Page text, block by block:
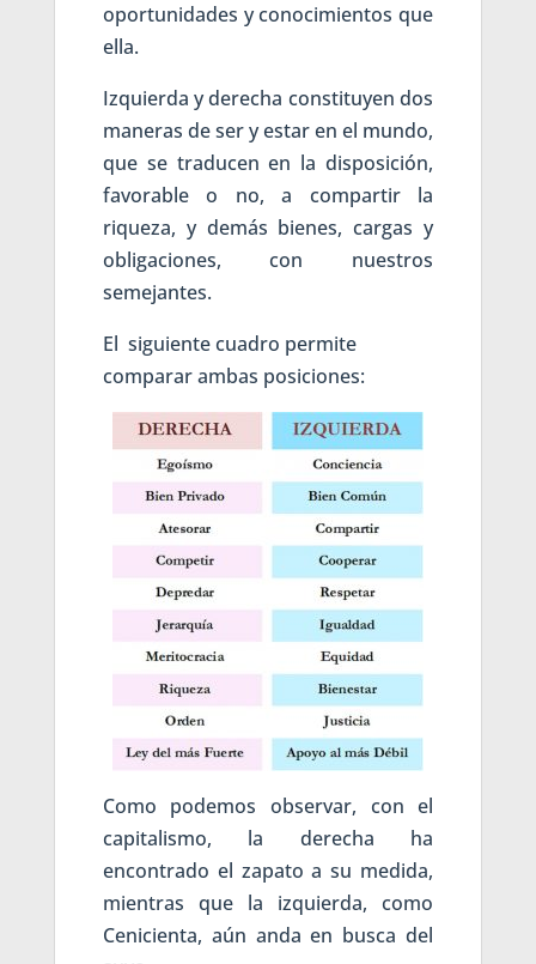
oportunidades y conocimientos que
ella.
Izquierda y derecha constituyen dos
maneras de ser y estar en el mundo,
que se traducen en la disposición,
favorable o no, a compartir la
riqueza, y demás bienes, cargas y
obligaciones, con nuestros
semejantes.
El siguiente cuadro permite
comparar ambas posiciones:
Como podemos observar, con el
capitalismo, la derecha ha
encontrado el zapato a su medida,
mientras que la izquierda, como
Cenicienta, aún anda en busca del